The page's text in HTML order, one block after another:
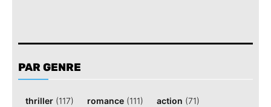
PAR GENRE
thriller (117) romance (111) action (71)